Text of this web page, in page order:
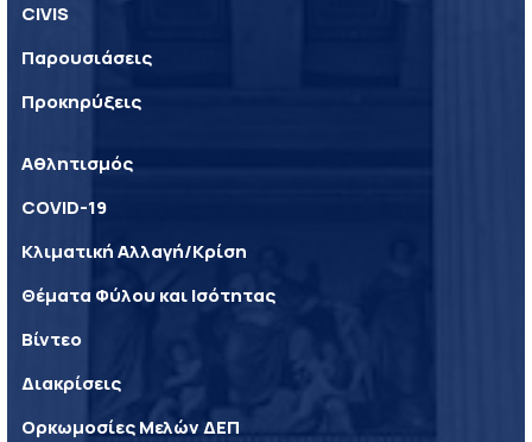
CIVIS
Παρουσιάσεις
Προκηρύξεις
Αθλητισμός
COVID-19
Κλιματική Αλλαγή/Κρίση
Θέματα Φύλου και Ισότητας
Βίντεο
Διακρίσεις
Ορκωμοσίες Μελών ΔΕΠ